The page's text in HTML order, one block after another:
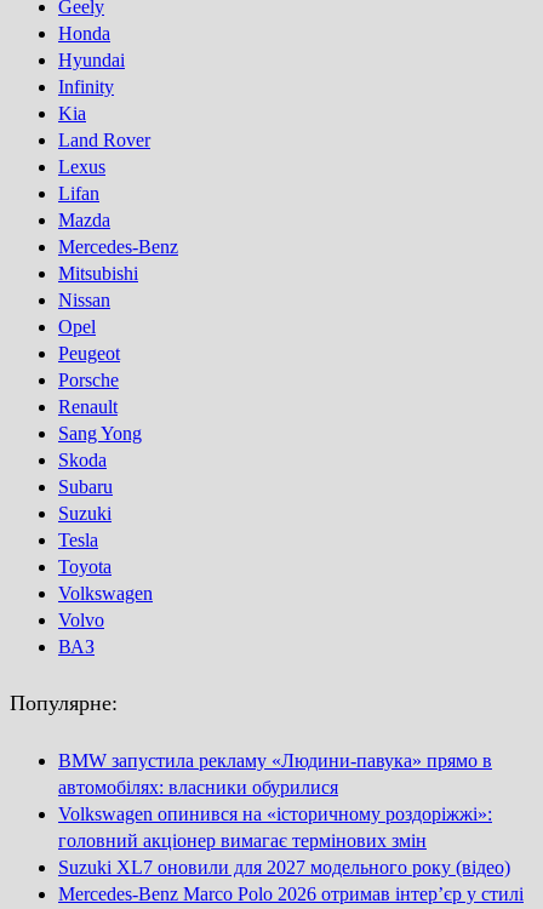
Geely
Honda
Hyundai
Infinity
Kia
Land Rover
Lexus
Lifan
Mazda
Mercedes-Benz
Mitsubishi
Nissan
Opel
Peugeot
Porsсhe
Renault
Sang Yong
Skoda
Subaru
Suzuki
Tesla
Toyota
Volkswagen
Volvo
ВАЗ
Популярне:
BMW запустила рекламу «Людини-павука» прямо в
автомобілях: власники обурилися
Volkswagen опинився на «історичному роздоріжжі»:
головний акціонер вимагає термінових змін
Suzuki XL7 оновили для 2027 модельного року (відео)
Mercedes-Benz Marco Polo 2026 отримав інтер’єр у стилі